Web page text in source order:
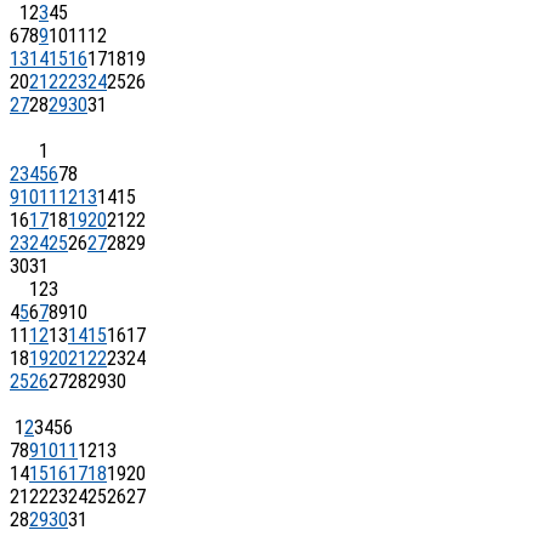
12345
67891011 12
13141516171819
20212223242526
2728293031
1
2345678
91011 12131415
16171819202122
23242526272829
3031
123
45678910
11 121314151617
18192021222324
252627282930
123456
7891011 1213
14151617181920
21222324252627
28293031